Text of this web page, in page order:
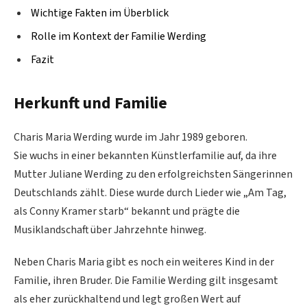
Wichtige Fakten im Überblick
Rolle im Kontext der Familie Werding
Fazit
Herkunft und Familie
Charis Maria Werding wurde im Jahr 1989 geboren.
Sie wuchs in einer bekannten Künstlerfamilie auf, da ihre
Mutter Juliane Werding zu den erfolgreichsten Sängerinnen
Deutschlands zählt. Diese wurde durch Lieder wie „Am Tag,
als Conny Kramer starb“ bekannt und prägte die
Musiklandschaft über Jahrzehnte hinweg.
Neben Charis Maria gibt es noch ein weiteres Kind in der
Familie, ihren Bruder. Die Familie Werding gilt insgesamt
als eher zurückhaltend und legt großen Wert auf